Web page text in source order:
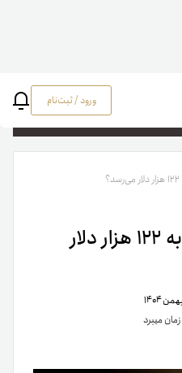
ورود / ثبت‌نام
آیا قیمت بیت‌کوین به ۱۲۲ هزار دلار